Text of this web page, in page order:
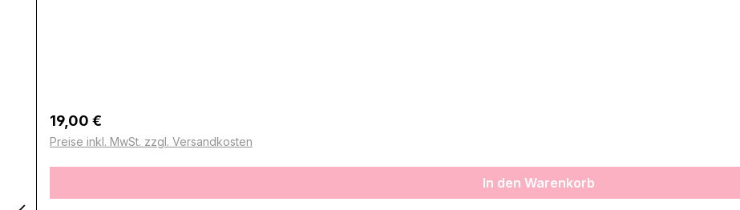
Regulärer Preis:
19,00 €
Preise inkl. MwSt. zzgl. Versandkosten
In den Warenkorb